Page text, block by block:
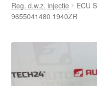
Algemene voorwaarden
Betalingen
Reg. d.w.z. injectie
ECU
9655041480 1940ZR